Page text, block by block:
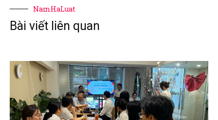
NamHaLuat
Bài viết liên quan